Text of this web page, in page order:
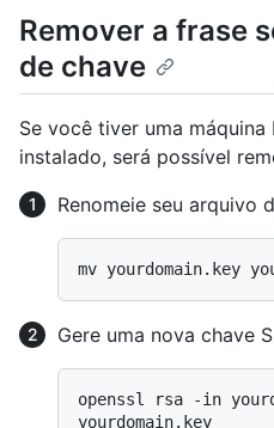
Remover a frase
de chave
Se você tiver uma máquina
instalado, será possível
Renomeie seu arquivo
Gere uma nova chave
openssl rsa -in